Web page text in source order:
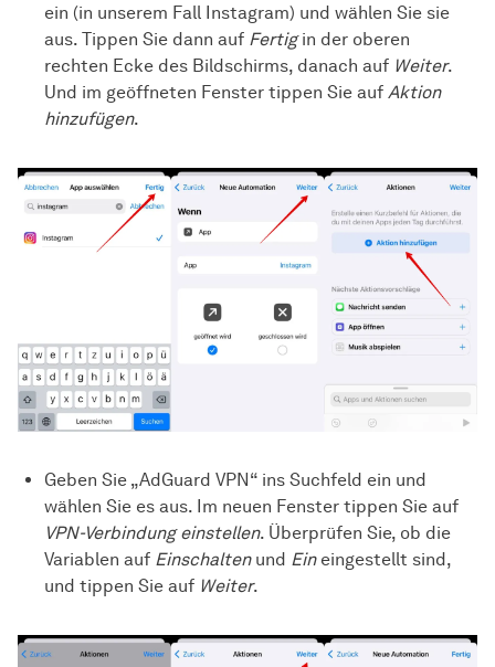
ein (in unserem Fall Instagram) und wählen Sie sie
aus. Tippen Sie dann auf Fertigin der oberen
rechten Ecke des Bildschirms, danach auf Weiter.
Und im geöffneten Fenster tippen Sie auf Aktion
hinzufügen.
Geben Sie „AdGuard VPN“ ins Suchfeld ein und
wählen Sie es aus. Im neuen Fenster tippen Sie auf
VPN-Verbindung einstellen. Überprüfen Sie, ob die
Variablen auf Einschaltenund Eineingestellt sind,
und tippen Sie auf Weiter.